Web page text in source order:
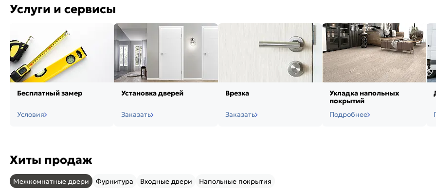
Услуги и сервисы
Бесплатный замер
Условия
Установка дверей
Заказать
Врезка
Заказать
Укладка напольных
покрытий
Подробнее
Хиты продаж
Межкомнатные двери Фурнитура Входные двери Напольные покрытия